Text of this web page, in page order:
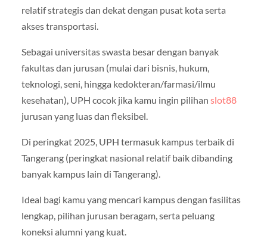
relatif strategis dan dekat dengan pusat kota serta
akses transportasi.
Sebagai universitas swasta besar dengan banyak
fakultas dan jurusan (mulai dari bisnis, hukum,
teknologi, seni, hingga kedokteran/farmasi/ilmu
kesehatan), UPH cocok jika kamu ingin pilihan slot88
jurusan yang luas dan fleksibel.
Di peringkat 2025, UPH termasuk kampus terbaik di
Tangerang (peringkat nasional relatif baik dibanding
banyak kampus lain di Tangerang).
Ideal bagi kamu yang mencari kampus dengan fasilitas
lengkap, pilihan jurusan beragam, serta peluang
koneksi alumni yang kuat.